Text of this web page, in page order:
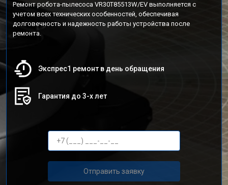
Ремонт робота-пылесоса VR30T85513W/EV выполняется с
учетом всех технических особенностей, обеспечивая
долговечность и надежность работы устройства после
ремонта.
Экспрес1 ремонт в день обращения
Гарантия до 3-х лет
Отправить заявку